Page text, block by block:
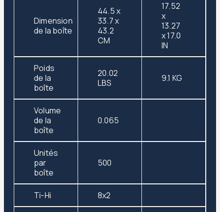
Dimension
de la boîte
44.5 x
33.7 x
43.2
CM
17.52
x
13.27
x 17.0
IN
Poids
de la
boîte
20.02
LBS
9.1 KG
Volume
de la
boîte
0.065
Unités
par
boîte
500
Ti-Hi 8x2